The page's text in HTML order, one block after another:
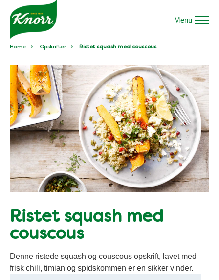
Menu
Home Opskrifter Ristet squash med couscous
Ristet squash med
couscous
Denne ristede squash og couscous opskrift, lavet med
frisk chili, timian og spidskommen er en sikker vinder.